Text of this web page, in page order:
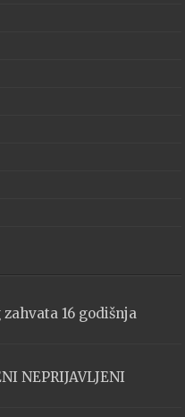
16 godišnja
NEPRIJAVLJENI